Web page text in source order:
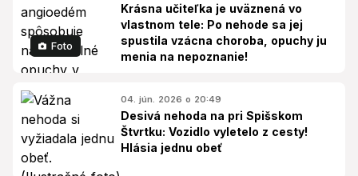
Foto
Krásna učiteľka je uväznená vo
vlastnom tele: Po nehode sa jej
spustila vzácna choroba, opuchy ju
menia na nepoznanie!
04. jún. 2026 o 20:49
Desivá nehoda na pri Spišskom
Štvrtku: Vozidlo vyletelo z cesty!
Hlásia jednu obeť